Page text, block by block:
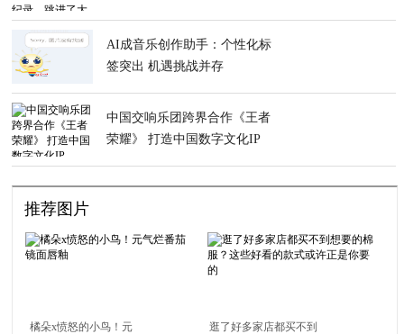
AI成音乐创作助手：个性化标
签突出 机遇挑战并存
中国交响乐团跨界合作《王者
荣耀》 打造中国数字文化IP
推荐图片
橘朵x愤怒的小鸟！元 逛了好多家店都买不到